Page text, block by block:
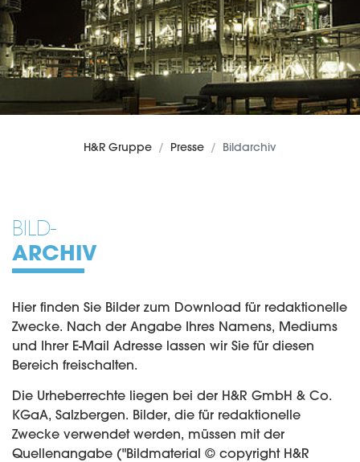
H&R Gruppe Presse Bildarchiv
BILD-
ARCHIV
Hier finden Sie Bilder zum Download für redaktionelle
Zwecke. Nach der Angabe Ihres Namens, Mediums
und Ihrer E-Mail Adresse lassen wir Sie für diesen
Bereich freischalten.
Die Urheberrechte liegen bei der H&R GmbH & Co.
KGaA, Salzbergen. Bilder, die für redaktionelle
Zwecke verwendet werden, müssen mit der
Quellenangabe ("Bildmaterial © copyright H&R